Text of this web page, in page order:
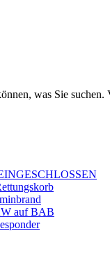
was Sie
auf BAB